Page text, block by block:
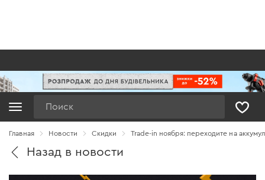
Главная Новости Cкидки Trade-in ноября: переходите на
Назад в новости